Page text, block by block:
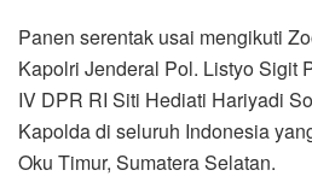
Panen serentak usai mengikuti
Kapolri Jenderal Pol. Listyo Sigit
IV DPR RI Siti Hediati Hariyadi
Kapolda di seluruh Indonesia
Oku Timur, Sumatera Selatan.